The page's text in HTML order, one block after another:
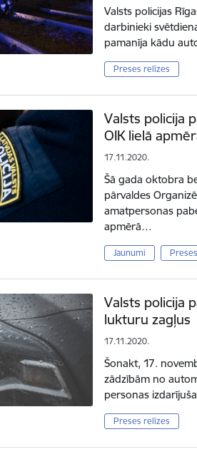
Valsts policijas
darbinieki
pamanīja kādu
Preses relīzes
Valsts policija
OIK lielā
17.11.2020.
Šā gada oktobra
pārvaldes
amatpersonas
apmērā…
Jaunumi
Valsts policija
lukturu zagļus
17.11.2020.
Šonakt, 17.
zādzībām no
personas
Preses relīzes